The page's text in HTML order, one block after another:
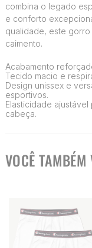
combina o legado
e conforto
qualidade, este
caimento.
Acabamento
Tecido macio e
Design unissex e
esportivos.
Elasticidade
cabeça.
VOCÊ